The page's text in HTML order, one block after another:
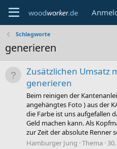
Schlagworte
generieren
Zusätzlichen Umsatz
generieren
Beim reinigen der
angehängtes Foto ) aus der
die Farbe ist uns aufgefallen
Geld machen kann. Als
zur Zeit der absolute Renner
Hamburger Jung Thema